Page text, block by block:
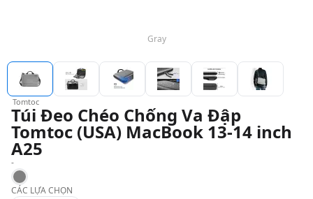
Gray
Tomtoc
Túi Đeo Chéo Chống Va Đập
Tomtoc (USA) MacBook 13-14 inch
A25
-
Gray
CÁC LỰA CHỌN